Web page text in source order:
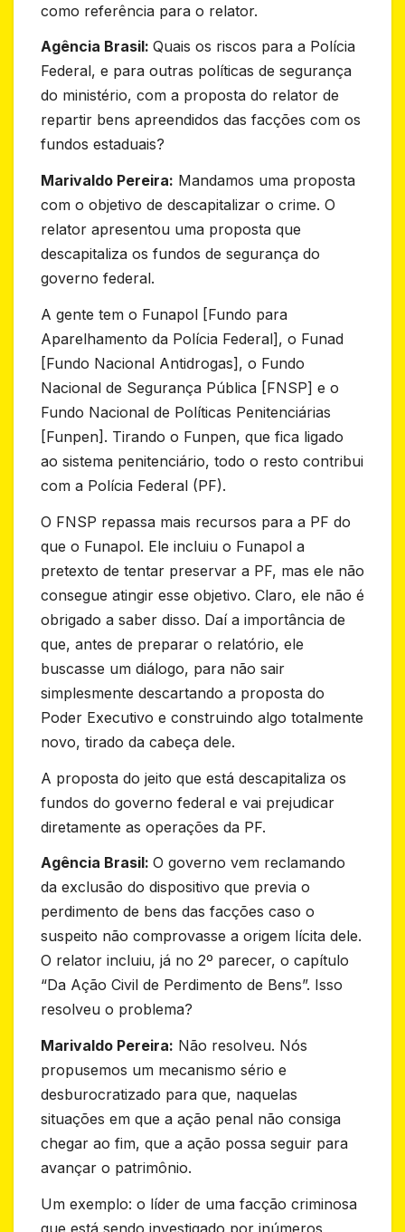
como referência para o relator.
Agência Brasil: Quais os riscos para a Polícia
Federal, e para outras políticas de segurança
do ministério, com a proposta do relator de
repartir bens apreendidos das facções com os
fundos estaduais?
Marivaldo Pereira: Mandamos uma proposta
com o objetivo de descapitalizar o crime. O
relator apresentou uma proposta que
descapitaliza os fundos de segurança do
governo federal.
A gente tem o Funapol [Fundo para
Aparelhamento da Polícia Federal], o Funad
[Fundo Nacional Antidrogas], o Fundo
Nacional de Segurança Pública [FNSP] e o
Fundo Nacional de Políticas Penitenciárias
[Funpen]. Tirando o Funpen, que fica ligado
ao sistema penitenciário, todo o resto contribui
com a Polícia Federal (PF).
O FNSP repassa mais recursos para a PF do
que o Funapol. Ele incluiu o Funapol a
pretexto de tentar preservar a PF, mas ele não
consegue atingir esse objetivo. Claro, ele não é
obrigado a saber disso. Daí a importância de
que, antes de preparar o relatório, ele
buscasse um diálogo, para não sair
simplesmente descartando a proposta do
Poder Executivo e construindo algo totalmente
novo, tirado da cabeça dele.
A proposta do jeito que está descapitaliza os
fundos do governo federal e vai prejudicar
diretamente as operações da PF.
Agência Brasil: O governo vem reclamando
da exclusão do dispositivo que previa o
perdimento de bens das facções caso o
suspeito não comprovasse a origem lícita dele.
O relator incluiu, já no 2º parecer, o capítulo
“Da Ação Civil de Perdimento de Bens”. Isso
resolveu o problema?
Marivaldo Pereira: Não resolveu. Nós
propusemos um mecanismo sério e
desburocratizado para que, naquelas
situações em que a ação penal não consiga
chegar ao fim, que a ação possa seguir para
avançar o patrimônio.
Um exemplo: o líder de uma facção criminosa
que está sendo investigado por inúmeros